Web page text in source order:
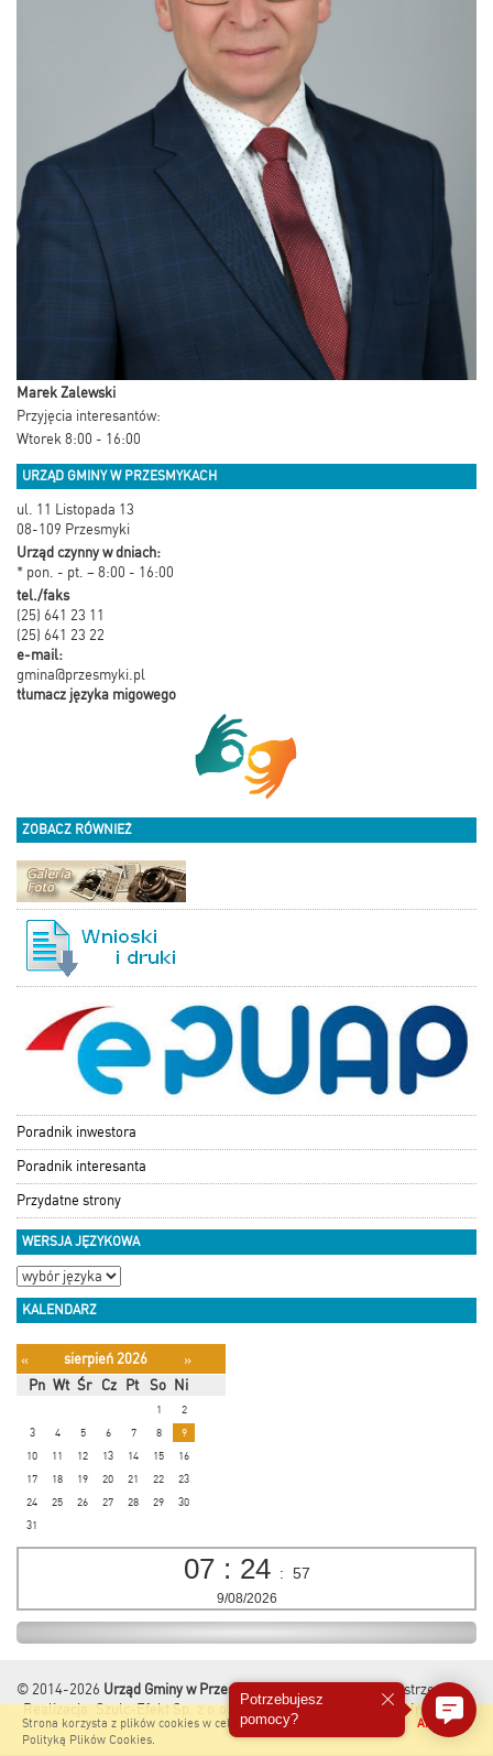
Marek Zalewski
Przyjęcia interesantów:
Wtorek 8:00 - 16:00
URZĄD GMINY W PRZESMYKACH
ul. 11 Listopada 13
08-109 Przesmyki
Urząd czynny w dniach:
* pon. - pt. – 8:00 - 16:00
tel./faks
(25) 641 23 11
(25) 641 23 22
e-mail:
gmina@przesmyki.pl
tłumacz języka migowego
ZOBACZ RÓWNIEŻ
Poradnik inwestora
Poradnik interesanta
Przydatne strony
WERSJA JĘZYKOWA
KALENDARZ
« sierpień 2026
»
Pn Wt Śr Cz Pt So Ni
1
2
3
4 5 6 7 8
9
10
11 12 13 14 15
16
17
18 19 20 21 22
23
24
25 26 27 28 29
30
31
07 : 24 : 58
9/08/2026
Akceptuję
Strona korzysta z plików cookies w celu realizacji usług i zgodnie z
Polityką Plików Cookies.
© 2014-2026 Urząd Gminy w Przesmykach
Wszelkie Prawa Zastrzeżone.
Realizacja:Szulc-Efekt Sp. z o.o. & www.gmina.pl Marcom Interactive
Potrzebujesz
pomocy?